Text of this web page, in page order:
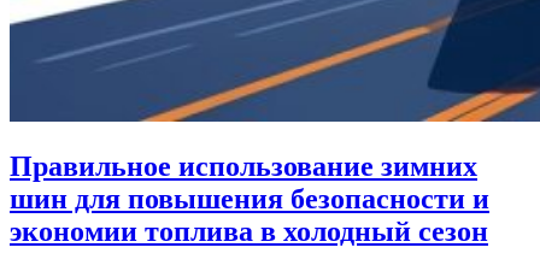
Правильное использование зимних
шин для повышения безопасности и
экономии топлива в холодный сезон